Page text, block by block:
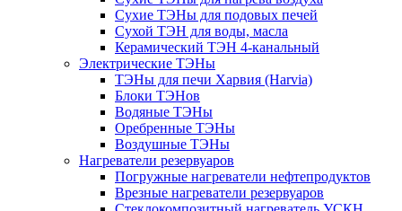
Сухие ТЭНы для подовых печей
Сухой ТЭН для воды, масла
Керамический ТЭН 4-канальный
Электрические ТЭНы
ТЭНы для печи Харвия (Harvia)
Блоки ТЭНов
Водяные ТЭНы
Оребренные ТЭНы
Воздушные ТЭНы
Нагреватели резервуаров
Погружные нагреватели нефтепродуктов
Врезные нагреватели резервуаров